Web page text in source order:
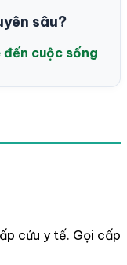
sâu?
đến cuộc sống
cứu y tế. Gọi cấp